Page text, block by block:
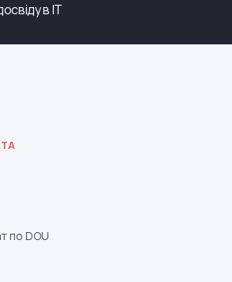
в ІТ
по DOU